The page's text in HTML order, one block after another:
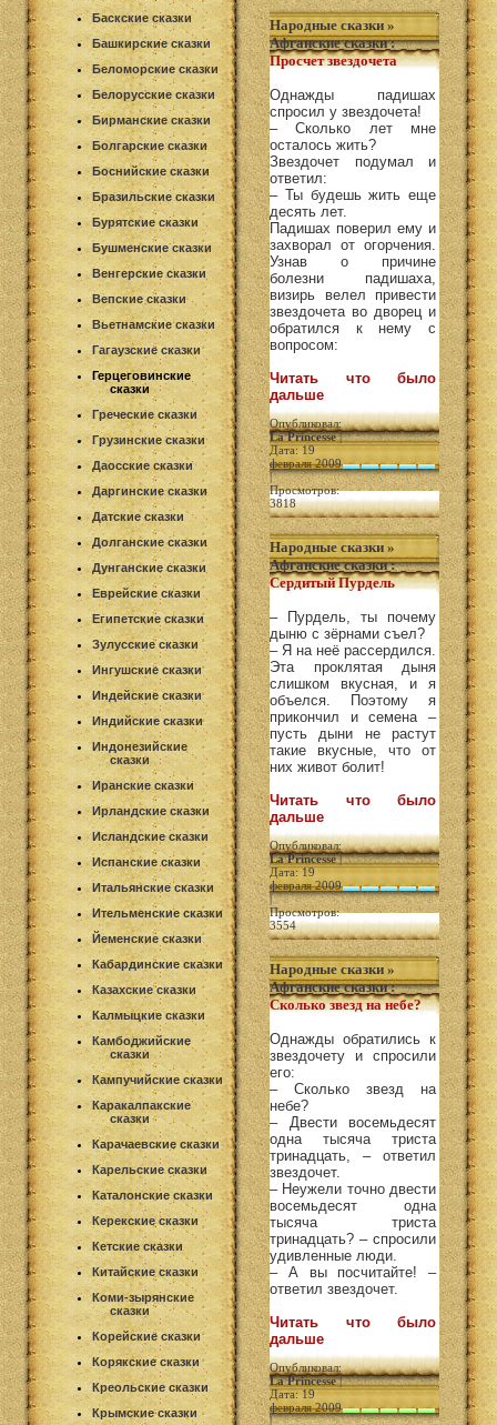
Баскские сказки
Башкирские сказки
Беломорские сказки
Белорусские сказки
Бирманские сказки
Болгарские сказки
Боснийские сказки
Бразильские сказки
Бурятские сказки
Бушменские сказки
Венгерские сказки
Вепские сказки
Вьетнамские сказки
Гагаузские сказки
Герцеговинские
сказки
Греческие сказки
Грузинские сказки
Даосские сказки
Даргинские сказки
Датские сказки
Долганские сказки
Дунганские сказки
Еврейские сказки
Египетские сказки
Зулусские сказки
Ингушские сказки
Индейские сказки
Индийские сказки
Индонезийские
сказки
Иранские сказки
Ирландские сказки
Исландские сказки
Испанские сказки
Итальянские сказки
Ительменские сказки
Йеменские сказки
Кабардинские сказки
Казахские сказки
Калмыцкие сказки
Камбоджийские
сказки
Кампучийские сказки
Каракалпакские
сказки
Карачаевские сказки
Карельские сказки
Каталонские сказки
Керекские сказки
Кетские сказки
Китайские сказки
Коми-зырянские
сказки
Корейские сказки
Корякские сказки
Креольские сказки
Крымские сказки
Народные сказки »
Афганские сказки:
Просчет звездочета
Однажды падишах
спросил у звездочета!
– Сколько лет мне
осталось жить?
Звездочет подумал и
ответил:
– Ты будешь жить еще
десять лет.
Падишах поверил ему и
захворал от огорчения.
Узнав о причине
болезни падишаха,
визирь велел привести
звездочета во дворец и
обратился к нему с
вопросом:
Читать что было
дальше
Опубликовал:
La Princesse|
Дата: 19
февраля 2009
|
Просмотров:
3818
Народные сказки »
Афганские сказки:
Сердитый Пурдель
– Пурдель, ты почему
дыню с зёрнами съел?
– Я на неё рассердился.
Эта проклятая дыня
слишком вкусная, и я
объелся. Поэтому я
прикончил и семена –
пусть дыни не растут
такие вкусные, что от
них живот болит!
Читать что было
дальше
Опубликовал:
La Princesse|
Дата: 19
февраля 2009
|
Просмотров:
3554
Народные сказки »
Афганские сказки:
Сколько звезд на небе?
Однажды обратились к
звездочету и спросили
его:
– Сколько звезд на
небе?
– Двести восемьдесят
одна тысяча триста
тринадцать, – ответил
звездочет.
– Неужели точно двести
восемьдесят одна
тысяча триста
тринадцать? – спросили
удивленные люди.
– А вы посчитайте! –
ответил звездочет.
Читать что было
дальше
Опубликовал:
La Princesse|
Дата: 19
февраля 2009
|